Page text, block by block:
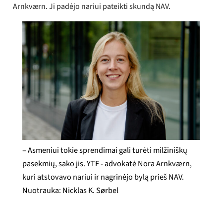
Arnkværn. Ji padėjo nariui pateikti skundą NAV.
– Asmeniui tokie sprendimai gali turėti milžiniškų
pasekmių, sako jis. YTF - advokatė Nora Arnkværn,
kuri atstovavo nariui ir nagrinėjo bylą prieš NAV.
Nuotrauka: Nicklas K. Sørbel